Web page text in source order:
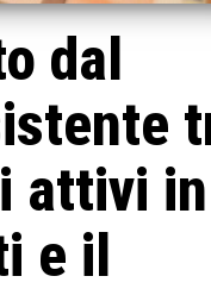
dal
attivi in
e il